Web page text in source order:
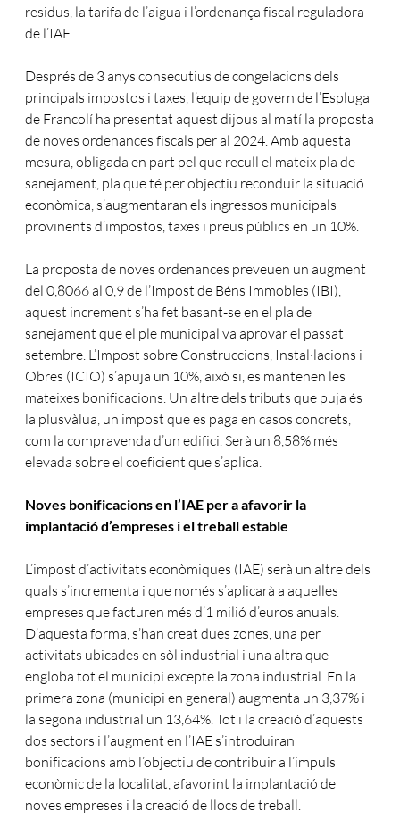
residus, la tarifa de l’aigua i l’ordenança fiscal reguladora
de l’IAE.
Després de 3 anys consecutius de congelacions dels
principals impostos i taxes, l’equip de govern de l’Espluga
de Francolí ha presentat aquest dijous al matí la proposta
de noves ordenances fiscals per al 2024. Amb aquesta
mesura, obligada en part pel que recull el mateix pla de
sanejament, pla que té per objectiu reconduir la situació
econòmica, s’augmentaran els ingressos municipals
provinents d’impostos, taxes i preus públics en un 10%.
La proposta de noves ordenances preveuen un augment
del 0,8066 al 0,9 de l’Impost de Béns Immobles (IBI),
aquest increment s’ha fet basant-se en el pla de
sanejament que el ple municipal va aprovar el passat
setembre. L’Impost sobre Construccions, Instal·lacions i
Obres (ICIO) s’apuja un 10%, això si, es mantenen les
mateixes bonificacions. Un altre dels tributs que puja és
la plusvàlua, un impost que es paga en casos concrets,
com la compravenda d’un edifici. Serà un 8,58% més
elevada sobre el coeficient que s’aplica.
Noves bonificacions en l’IAE per a afavorir la
implantació d’empreses i el treball estable
L’impost d’activitats econòmiques (IAE) serà un altre dels
quals s’incrementa i que només s’aplicarà a aquelles
empreses que facturen més d’1 milió d’euros anuals.
D’aquesta forma, s’han creat dues zones, una per
activitats ubicades en sòl industrial i una altra que
engloba tot el municipi excepte la zona industrial. En la
primera zona (municipi en general) augmenta un 3,37% i
la segona industrial un 13,64%. Tot i la creació d’aquests
dos sectors i l’augment en l’IAE s’introduiran
bonificacions amb l’objectiu de contribuir a l’impuls
econòmic de la localitat, afavorint la implantació de
noves empreses i la creació de llocs de treball.